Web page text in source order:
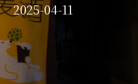
2025-04-11